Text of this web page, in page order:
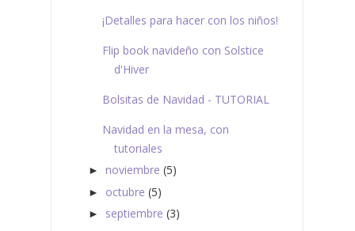
¡Detalles para hacer con los niños!
Flip book navideño con Solstice
d'Hiver
Bolsitas de Navidad - TUTORIAL
Navidad en la mesa, con
tutoriales
► noviembre (5)
► octubre (5)
► septiembre (3)